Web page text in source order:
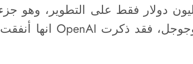
الشركة أنها أنفقت 5.6 مليون دولار فقط على